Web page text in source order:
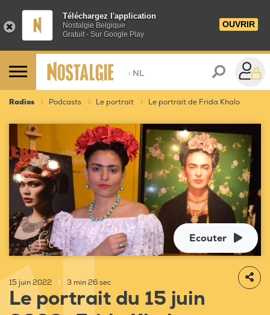
Téléchargez l'application
Nostalgie Belgique
Gratuit - Sur Google Play
OUVRIR
> NL
Radios Podcasts Le portrait Le portrait de Frida Khalo
Ecouter
15 juin 2022 3 min 26 sec
Le portrait du 15 juin